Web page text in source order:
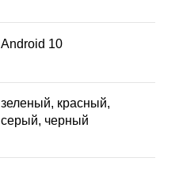
Android 10
зеленый, красный,
серый, черный